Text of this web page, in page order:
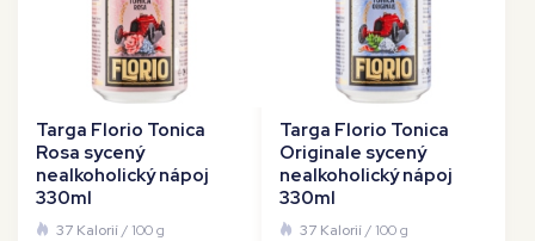
Targa Florio Tonica
Rosa sycený
nealkoholický nápoj
330ml
37 Kalorií/ 100 g
Targa Florio Tonica
Originale sycený
nealkoholický nápoj
330ml
37 Kalorií/ 100 g